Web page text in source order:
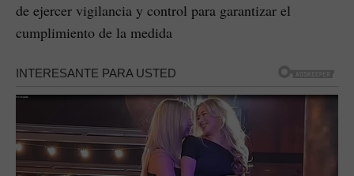
de ejercer vigilancia y control para garantizar el
cumplimiento de la medida